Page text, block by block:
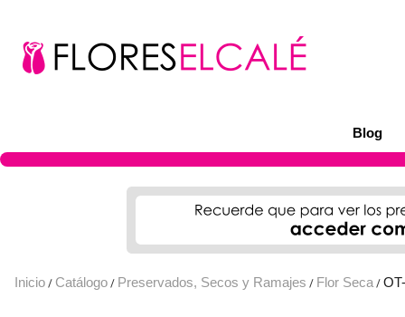
Blog
Inicio / Catálogo / Preservados, Secos y Ramajes / Flor Seca/